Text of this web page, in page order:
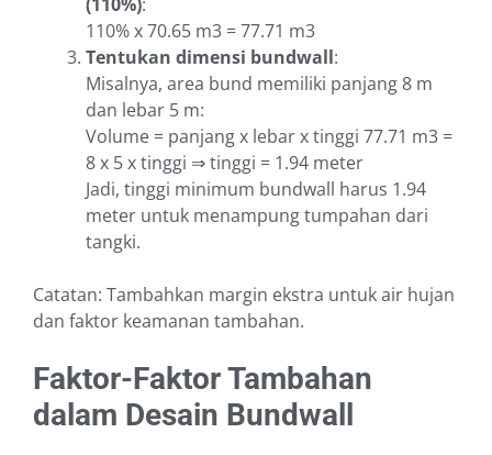
110% x 70.65 m3 = 77.71 m3
Tentukan dimensi bundwall:
Misalnya, area bund memiliki panjang 8 m
dan lebar 5 m:
Volume = panjang x lebar x tinggi 77.71 m3 =
8 x 5 x tinggi ⇒ tinggi = 1.94 meter
Jadi, tinggi minimum bundwall harus 1.94
meter untuk menampung tumpahan dari
tangki.
Catatan: Tambahkan margin ekstra untuk air hujan
dan faktor keamanan tambahan.
Faktor-Faktor Tambahan
dalam Desain Bundwall